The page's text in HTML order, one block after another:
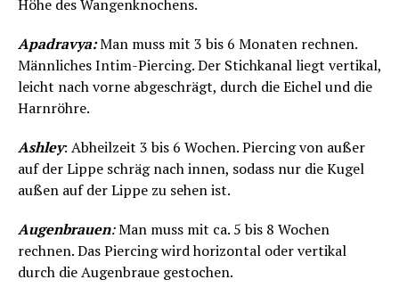
Höhe des Wangenknochens.
Apadravya:Man muss mit 3 bis 6 Monaten rechnen.
Männliches Intim-Piercing. Der Stichkanal liegt vertikal,
leicht nach vorne abgeschrägt, durch die Eichel und die
Harnröhre.
Ashley: Abheilzeit 3 bis 6 Wochen. Piercing von außer
auf der Lippe schräg nach innen, sodass nur die Kugel
außen auf der Lippe zu sehen ist.
Augenbrauen:Man muss mit ca. 5 bis 8 Wochen
rechnen. Das Piercing wird horizontal oder vertikal
durch die Augenbraue gestochen.